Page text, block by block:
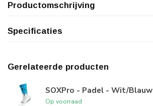
Productomschrijving
Specificaties
Gerelateerde producten
SOXPro - Padel - Wit/Blauw
Op voorraad